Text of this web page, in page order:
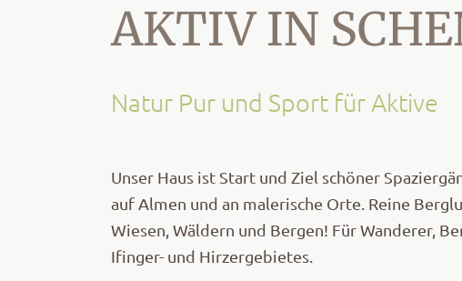
AKTIV IN
Natur Pur und Sport für Aktive
Unser Haus ist Start und Ziel schöner
auf Almen und an malerische Orte. Reine
Wiesen, Wäldern und Bergen! Für Wanderer,
Ifinger- und Hirzergebietes.